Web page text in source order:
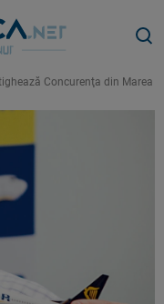
Concurenţa din Marea